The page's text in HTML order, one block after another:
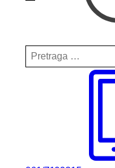
Pretraga
za: